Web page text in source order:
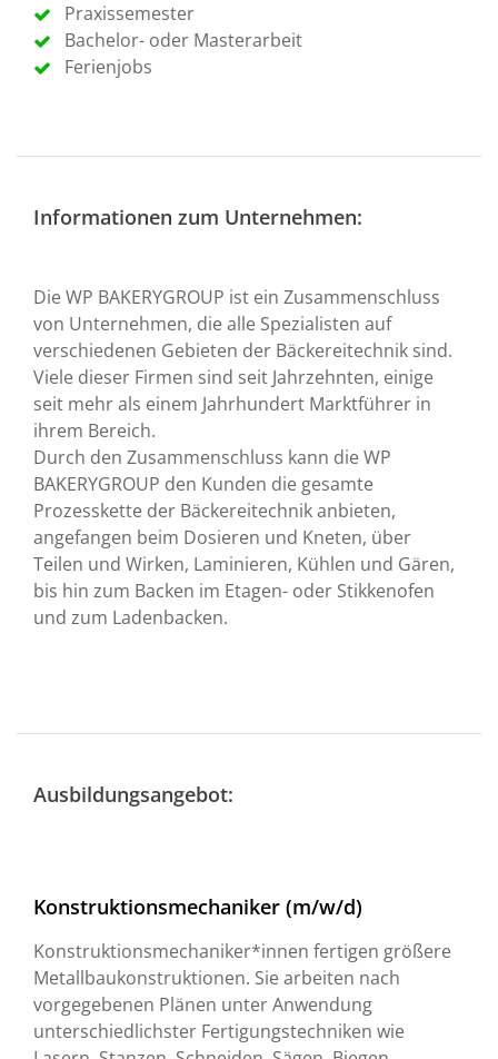
Praxissemester
Bachelor- oder Masterarbeit
Ferienjobs
Informationen zum Unternehmen:
Die WP BAKERYGROUP ist ein Zusammenschluss
von Unternehmen, die alle Spezialisten auf
verschiedenen Gebieten der Bäckereitechnik sind.
Viele dieser Firmen sind seit Jahrzehnten, einige
seit mehr als einem Jahrhundert Marktführer in
ihrem Bereich.
Durch den Zusammenschluss kann die WP
BAKERYGROUP den Kunden die gesamte
Prozesskette der Bäckereitechnik anbieten,
angefangen beim Dosieren und Kneten, über
Teilen und Wirken, Laminieren, Kühlen und Gären,
bis hin zum Backen im Etagen- oder Stikkenofen
und zum Ladenbacken.
Ausbildungsangebot:
Konstruktionsmechaniker (m/w/d)
Konstruktionsmechaniker*innen fertigen größere
Metallbaukonstruktionen. Sie arbeiten nach
vorgegebenen Plänen unter Anwendung
unterschiedlichster Fertigungstechniken wie